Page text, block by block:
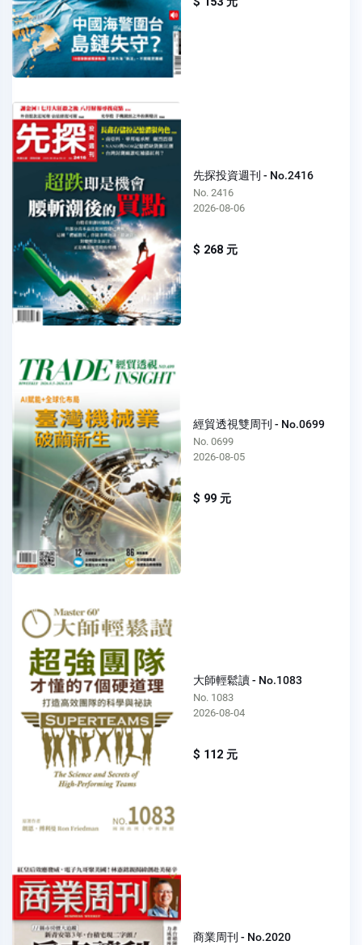
先探投資週刊 - No.2416
No. 2416
2026-08-06
$ 268 元
經貿透視雙周刊 - No.0699
No. 0699
2026-08-05
$ 99 元
大師輕鬆讀 - No.1083
No. 1083
2026-08-04
$ 112 元
商業周刊 - No.2020